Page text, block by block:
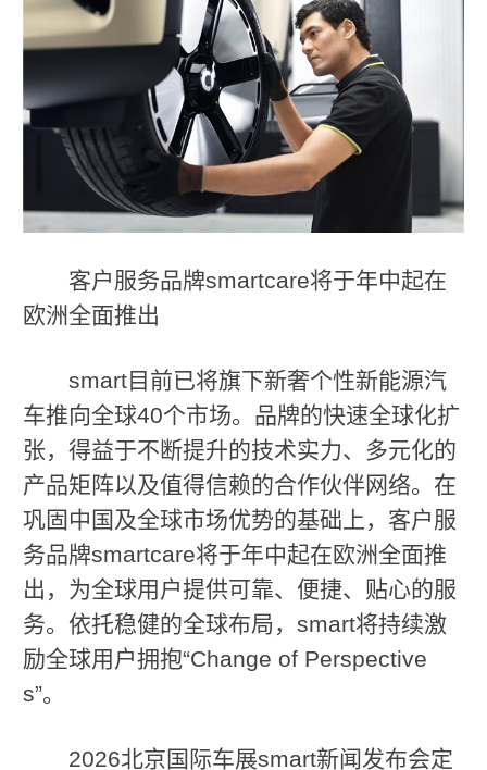
客户服务品牌smartcare将于年中起在
欧洲全面推出
smart目前已将旗下新奢个性新能源汽
车推向全球40个市场。品牌的快速全球化扩
张，得益于不断提升的技术实力、多元化的
产品矩阵以及值得信赖的合作伙伴网络。在
巩固中国及全球市场优势的基础上，客户服
务品牌smartcare将于年中起在欧洲全面推
出，为全球用户提供可靠、便捷、贴心的服
务。依托稳健的全球布局，smart将持续激
励全球用户拥抱“Change of Perspective
s”。
2026北京国际车展smart新闻发布会定